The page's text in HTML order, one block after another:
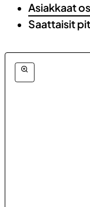
Asiakkaat
Saattaisit